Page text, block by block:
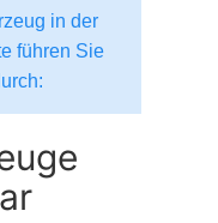
in der
führen Sie